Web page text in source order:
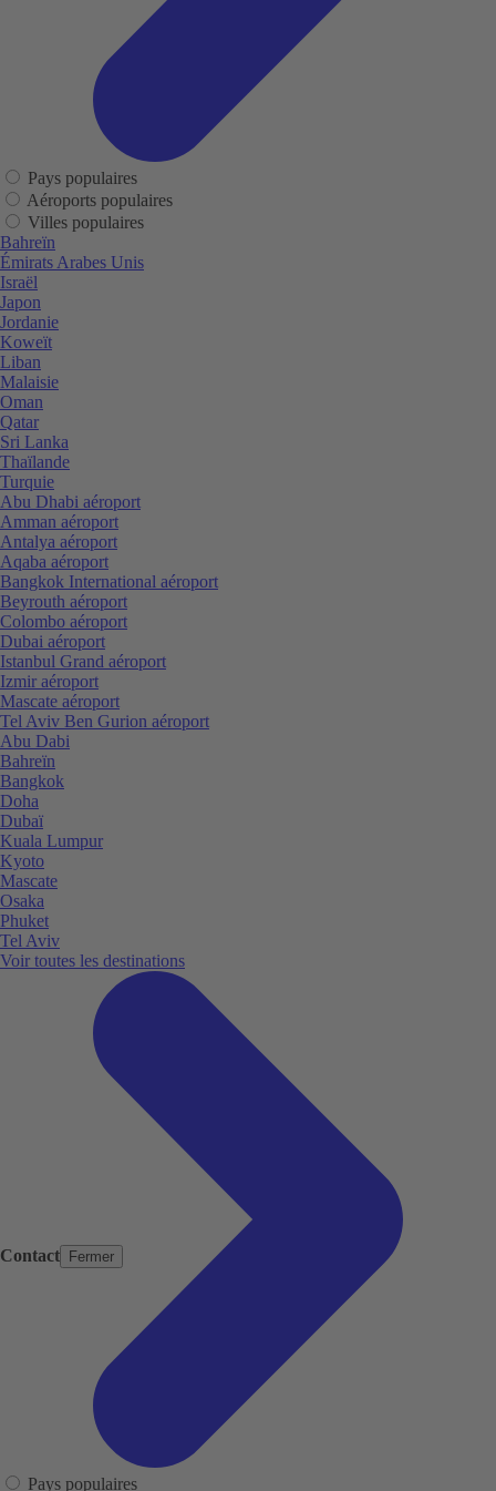
Contact Fermer
Pays populaires
Aéroports populaires
Villes populaires
Bahreïn
Émirats Arabes Unis
Israël
Japon
Jordanie
Koweït
Liban
Malaisie
Oman
Qatar
Sri Lanka
Thaïlande
Turquie
Abu Dhabi aéroport
Amman aéroport
Antalya aéroport
Aqaba aéroport
Bangkok International aéroport
Beyrouth aéroport
Colombo aéroport
Dubai aéroport
Istanbul Grand aéroport
Izmir aéroport
Mascate aéroport
Tel Aviv Ben Gurion aéroport
Abu Dabi
Bahreïn
Bangkok
Doha
Dubaï
Kuala Lumpur
Kyoto
Mascate
Osaka
Phuket
Tel Aviv
Voir toutes les destinations
Pays populaires